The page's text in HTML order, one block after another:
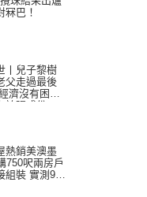
冧巴！
丨兒子黎樹
父走過最後
濟沒有困
誇張成份
熱銷美澳墨
750呎兩房戶
組裝 實測9個